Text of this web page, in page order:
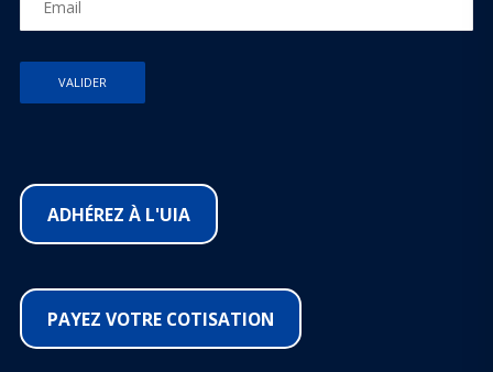
ADHÉREZ À L'UIA
PAYEZ VOTRE COTISATION